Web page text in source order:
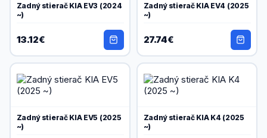
Zadný stierač KIA EV3 (2024
~)
13.12€
Zadný stierač KIA EV4 (2025
~)
27.74€
Zadný stierač KIA EV5 (2025
~)
Zadný stierač KIA K4 (2025
~)